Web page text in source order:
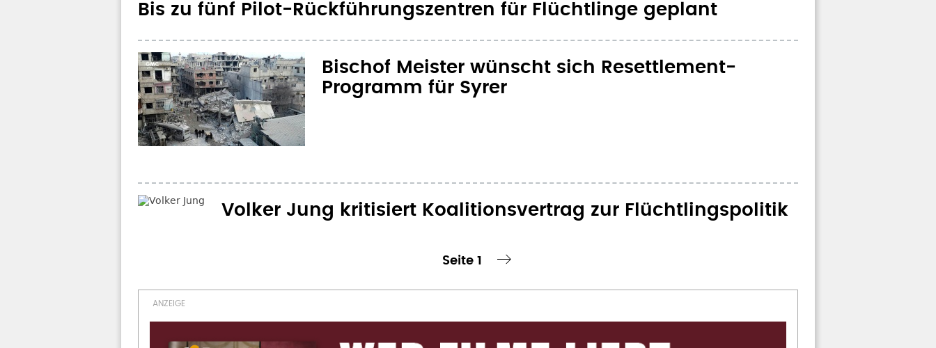
Bis zu fünf Pilot-Rückführungszentren für Flüchtlinge geplant
Bischof Meister wünscht sich Resettlement-
Programm für Syrer
Volker Jung kritisiert Koalitionsvertrag zur Flüchtlingspolitik
Seite 1
nächste Seite ›